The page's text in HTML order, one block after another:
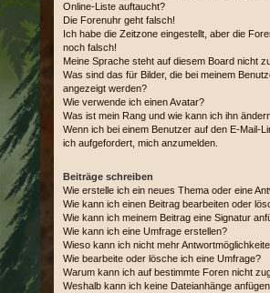
Online-Liste auftaucht?
Die Forenuhr geht falsch!
Ich habe die Zeitzone eingestellt, aber die
noch falsch!
Meine Sprache steht auf diesem Board nicht
Was sind das für Bilder, die bei meinem
angezeigt werden?
Wie verwende ich einen Avatar?
Was ist mein Rang und wie kann ich ihn
Wenn ich bei einem Benutzer auf den E-Mail-
ich aufgefordert, mich anzumelden.
Beiträge schreiben
Wie erstelle ich ein neues Thema oder eine
Wie kann ich einen Beitrag bearbeiten oder
Wie kann ich meinem Beitrag eine Signatur
Wie kann ich eine Umfrage erstellen?
Wieso kann ich nicht mehr
Wie bearbeite oder lösche ich eine Umfrage?
Warum kann ich auf bestimmte Foren nicht
Weshalb kann ich keine Dateianhänge